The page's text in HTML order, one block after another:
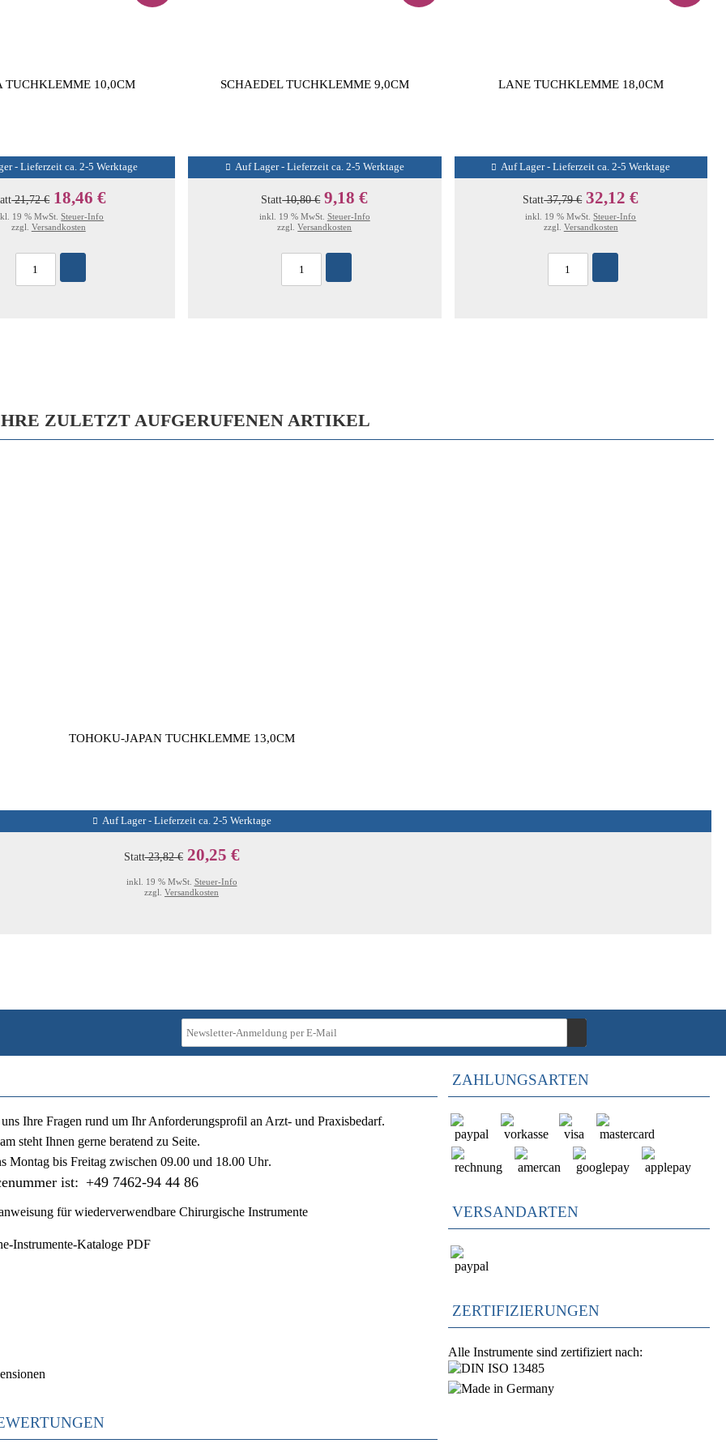
TUCHKLEMME 10,0CM
- Lieferzeit ca. 2-5 Werktage
21,72 € 18,46 €
19 % MwSt.Steuer-Info
zzgl. Versandkosten
SCHAEDEL TUCHKLEMME 9,0CM
Auf Lager - Lieferzeit ca. 2-5 Werktage
Statt10,80 € 9,18 €
inkl. 19 % MwSt. Steuer-Info
zzgl.Versandkosten
LANE TUCHKLEMME 18,0CM
Auf Lager - Lieferzeit ca. 2-5 Werktage
Statt37,79 € 32,12 €
inkl. 19 % MwSt.Steuer-Info
zzgl. Versandkosten
ZULETZT AUFGERUFENEN ARTIKEL
TOHOKU-JAPAN TUCHKLEMME 13,0CM
Auf Lager - Lieferzeit ca. 2-5 Werktage
Statt23,82 € 20,25 €
inkl. 19 % MwSt. Steuer-Info
zzgl. Versandkosten
Ihre Fragen rund um Ihr Anforderungsprofil an Arzt- und Praxisbedarf.
steht Ihnen gerne beratend zu Seite.
Montag bis Freitag zwischen 09.00 und 18.00 Uhr.
ist: +49 7462-94 44 86
für wiederverwendbare Chirurgische Instrumente
Instrumente-Kataloge PDF
ZAHLUNGSARTEN
VERSANDARTEN
ZERTIFIZIERUNGEN
Alle Instrumente sind zertifiziert nach: